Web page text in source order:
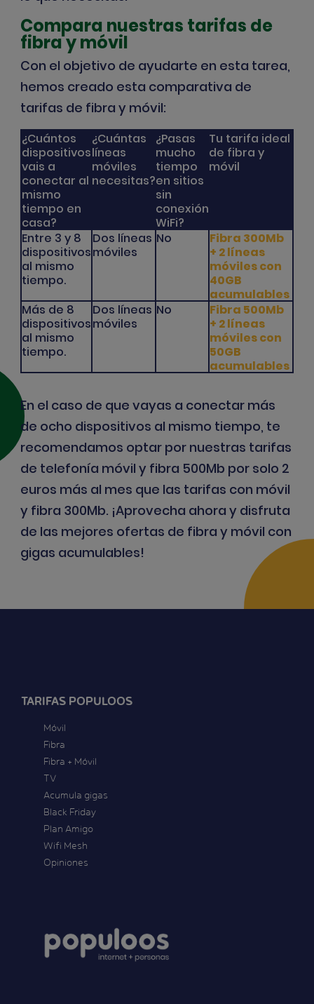
Compara nuestras tarifas de
fibra y móvil
Con el objetivo de ayudarte en esta tarea,
hemos creado esta comparativa de
tarifas de fibra y móvil:
¿Cuántos
dispositivos
vais a
conectar al
mismo
tiempo en
casa?
¿Cuántas
líneas
móviles
necesitas?
¿Pasas
mucho
tiempo
en sitios
sin
conexión
WiFi?
Tu tarifa ideal
de fibra y
móvil
Entre 3 y 8
dispositivos
al mismo
tiempo.
Dos líneas
móviles
No
Fibra 300Mb
+ 2 líneas
móviles con
40GB
acumulables
Más de 8
dispositivos
al mismo
tiempo.
Dos líneas
móviles
No
Fibra 500Mb
+ 2 líneas
móviles con
50GB
acumulables
En el caso de que vayas a conectar más
de ocho dispositivos al mismo tiempo, te
recomendamos optar por nuestras tarifas
de telefonía móvil y fibra 500Mb por solo 2
euros más al mes que las tarifas con móvil
y fibra 300Mb. ¡Aprovecha ahora y disfruta
de las mejores ofertas de fibra y móvil con
gigas acumulables!
TARIFAS POPULOOS
Móvil
Fibra
Fibra + Móvil
TV
Acumula gigas
Black Friday
Plan Amigo
Wifi Mesh
Opiniones